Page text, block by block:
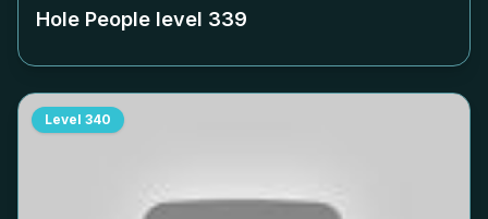
Hole People level 339
Level 340